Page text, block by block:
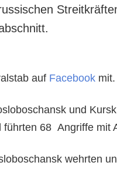
auf Facebook mit.
und
führten 68 Angriffe mit
wehrten